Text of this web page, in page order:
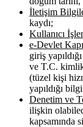
İletişim
kaydı;
Kullanıcı
e-Devlet
giriş
ve T.C. kimlik
(tüzel kişi
yapıldığı
Denetim ve
ilişkin
kapsamında